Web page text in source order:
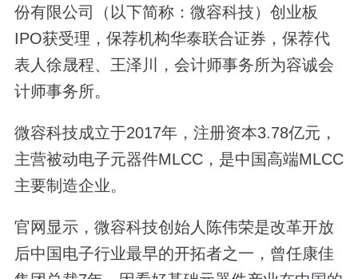
份有限公司（以下简称：微容科技）创业板
IPO获受理，保荐机构华泰联合证券，保荐代
表人徐晟程、王泽川，会计师事务所为容诚会
计师事务所。
微容科技成立于2017年，注册资本3.78亿元，
主营被动电子元器件MLCC，是中国高端MLCC
主要制造企业。
官网显示，微容科技创始人陈伟荣是改革开放
后中国电子行业最早的开拓者之一，曾任康佳